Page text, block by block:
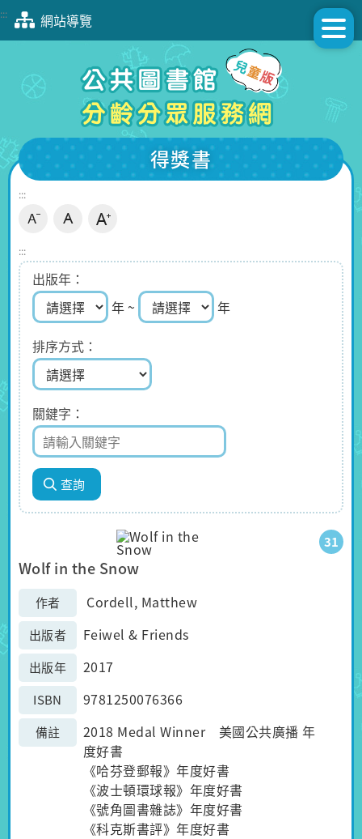
跳
塊
::: 網站導覽
得獎書
:::
:::
出版年
年 ~
年
排序方式
關鍵字
31
Wolf in the Snow
作者 Cordell, Matthew
出版者 Feiwel & Friends
出版年 2017
ISBN 9781250076366
備註
2018 Medal Winner 美國公共廣播 年
度好書
《哈芬登郵報》年度好書
《波士頓環球報》年度好書
《號角圖書雜誌》年度好書
《科克斯書評》年度好書